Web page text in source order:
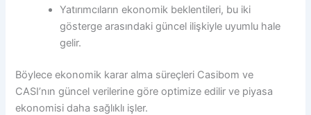
Yatırımcıların ekonomik beklentileri, bu iki
gösterge arasındaki güncel ilişkiyle uyumlu hale
gelir.
Böylece ekonomik karar alma süreçleri Casibom ve
CASI’nın güncel verilerine göre optimize edilir ve piyasa
ekonomisi daha sağlıklı işler.